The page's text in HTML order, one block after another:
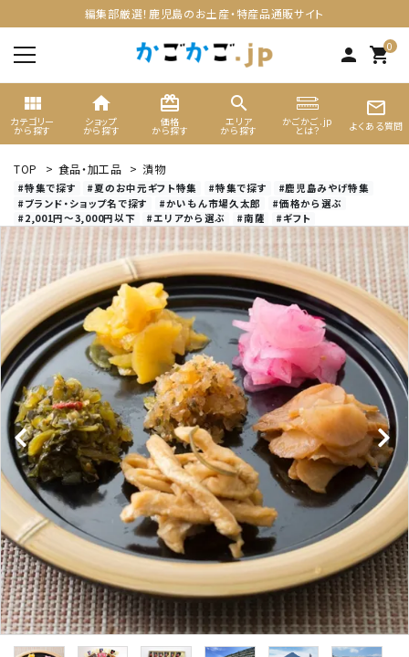
編集部厳選！鹿児島のお土産・特産品通販サイト
person 0
shopping_cart
view_module
カテゴリー
から探す
home
ショップ
から探す
card_giftcard
価格
から探す
search
エリア
から探す
かごかご.jp
とは？
mail_outline
よくある質問
search
ACCOUNT MENU
ようこそ ゲスト 様
meeting_room ログイン person 新規会員登録
カテゴリーから選ぶ
ギフト
ショップから選ぶ
価格から選ぶ
エリアから選ぶ
かごかご.jpとは？
お知らせ
TOP > 食品・加工品 > 漬物
#特集で探す #夏のお中元ギフト特集 #特集で探す
#鹿児島みやげ特集
#ブランド・ショップ名で探す
#かいもん市場久太郎
#価格から選ぶ
#2,001円～3,000円以下
#エリアから選ぶ #南薩 #ギフト